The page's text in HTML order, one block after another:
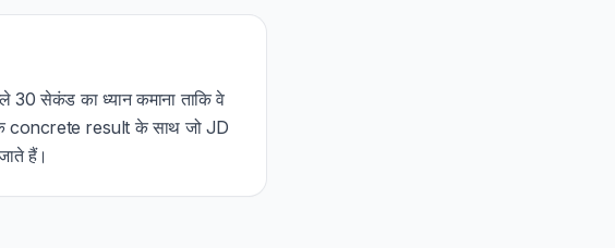
सेकंड का ध्यान कमाना ताकि वे
concrete result के साथ जो JD
हैं।